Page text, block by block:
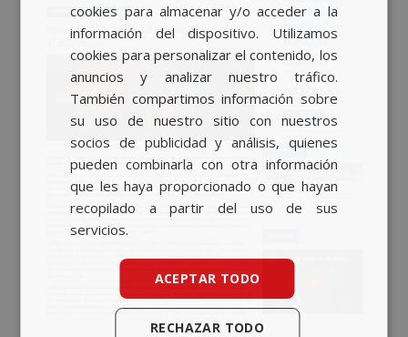
ENGLISH
cookies para almacenar y/o acceder a la
información del dispositivo. Utilizamos
cookies para personalizar el contenido, los
anuncios y analizar nuestro tráfico.
También compartimos información sobre
su uso de nuestro sitio con nuestros
socios de publicidad y análisis, quienes
pueden combinarla con otra información
que les haya proporcionado o que hayan
recopilado a partir del uso de sus
servicios.
ACEPTAR TODO
RECHAZAR TODO